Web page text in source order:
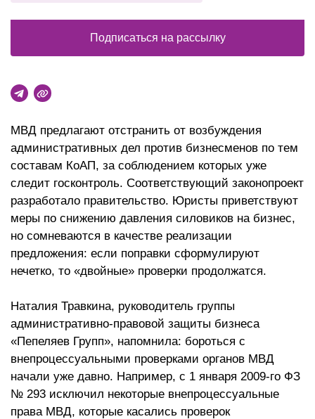
МВД предлагают отстранить от возбуждения
административных дел против бизнесменов по тем
составам КоАП, за соблюдением которых уже
следит госконтроль. Соответствующий законопроект
разработало правительство. Юристы приветствуют
меры по снижению давления силовиков на бизнес,
но сомневаются в качестве реализации
предложения: если поправки сформулируют
нечетко, то «двойные» проверки продолжатся.
Наталия Травкина, руководитель группы
административно-правовой защиты бизнеса
«Пепеляев Групп», напомнила: бороться с
внепроцессуальными проверками органов МВД
начали уже давно. Например, с 1 января 2009-го ФЗ
№ 293 исключил некоторые внепроцессуальные
права МВД, которые касались проверок
Подписаться на рассылку